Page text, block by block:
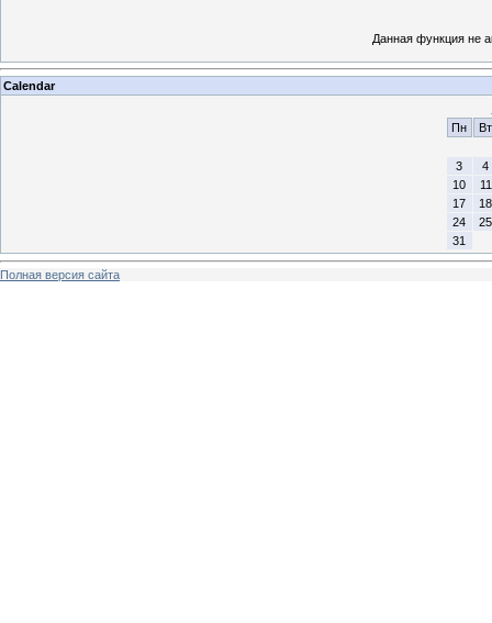
Данная функция не
Calendar
Пн
Вт
3
4
10
11
17
18
24
25
31
Полная версия сайта